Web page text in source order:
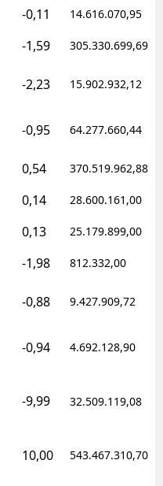
-0,11 14.616.070,95
-1,59 305.330.699,69
-2,23 15.902.932,12
-0,95 64.277.660,44
0,54 370.519.962,88
0,14 28.600.161,00
0,13 25.179.899,00
-1,98 812.332,00
-0,88 9.427.909,72
-0,94 4.692.128,90
-9,99 32.509.119,08
10,00 543.467.310,70